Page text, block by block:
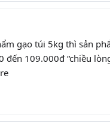
gạo túi 5kg thì sản
109.000đ “chiều